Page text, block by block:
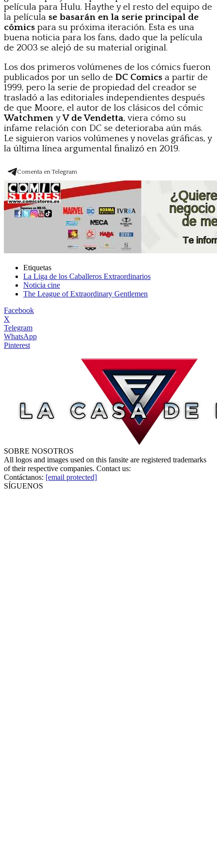
película para Hulu. Haythe y el resto del equipo de
la película se basarán en la serie principal de
cómics para su próxima iteración. Esta es una
buena noticia para los fans, dado que la película
de 2003 se alejó de su material original.
Los dos primeros volúmenes de los cómics fueron
publicados por un sello de DC Comics a partir de
1999, pero la serie de propiedad del creador se
trasladó a las editoriales independientes después
de que Moore, el autor de los clásicos del cómic
Watchmen yV de Vendetta, viera cómo su
infame relación con DC se deterioraba aún más.
Le siguieron varios volúmenes y novelas gráficas, y
la última línea argumental finalizó en 2019.
Comenta en Telegram
Etiquetas
La Liga de los Caballeros Extraordinarios
Noticia cine
The League of Extraordinary Gentlemen
Facebook
X
Telegram
WhatsApp
Pinterest
SOBRE NOSOTROS
All logos and images used on this fansite are registered trademarks
of their respective companies. Contact us:
Contáctanos: [email protected]
SÍGUENOS